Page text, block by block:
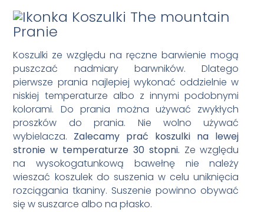
Pranie
Koszulki ze względu na ręczne barwienie mogą
puszczać nadmiary barwników. Dlatego
pierwsze prania najlepiej wykonać oddzielnie w
niskiej temperaturze albo z innymi podobnymi
kolorami. Do prania można używać zwykłych
proszków do prania. Nie wolno używać
wybielacza. Zalecamy prać koszulki na lewej
stronie w temperaturze 30 stopni. Ze względu
na wysokogatunkową bawełnę nie należy
wieszać koszulek do suszenia w celu uniknięcia
rozciągania tkaniny. Suszenie powinno obywać
się w suszarce albo na płasko.